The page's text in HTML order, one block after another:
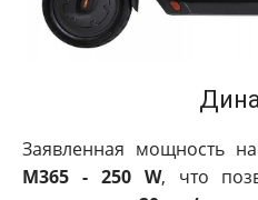
Заявленная мощность
M365 - 250 W, что